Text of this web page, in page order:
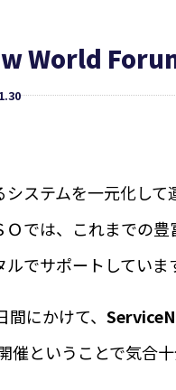
World
ステムを一元化し
では、これまでの
でサポートしていま
間にかけて、
催ということで気合